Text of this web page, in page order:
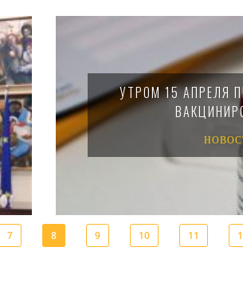
УТРОМ 15 АПРЕЛЯ
7 8 9 10 11